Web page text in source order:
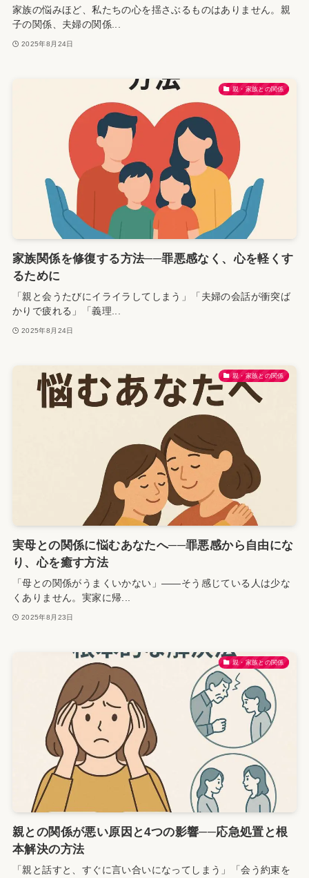
家族の悩みほど、私たちの心を揺さぶるものはありません。親
子の関係、夫婦の関係...
2025年8月24日
親・家族との関係
家族関係を修復する方法──罪悪感なく、心を軽くす
るために
「親と会うたびにイライラしてしまう」「夫婦の会話が衝突ば
かりで疲れる」「義理...
2025年8月24日
親・家族との関係
実母との関係に悩むあなたへ──罪悪感から自由にな
り、心を癒す方法
「母との関係がうまくいかない」――そう感じている人は少な
くありません。実家に帰...
2025年8月23日
親・家族との関係
親との関係が悪い原因と4つの影響──応急処置と根
本解決の方法
「親と話すと、すぐに言い合いになってしまう」「会う約束を